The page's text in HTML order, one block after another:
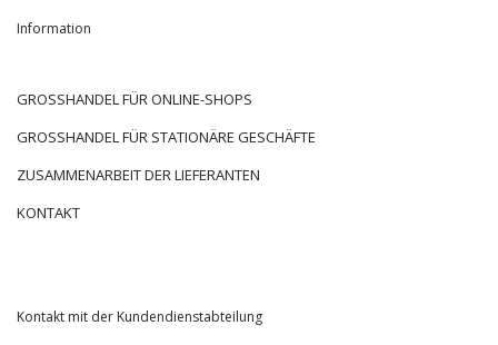
Information
GROSSHANDEL FÜR ONLINE-SHOPS
GROSSHANDEL FÜR STATIONÄRE GESCHÄFTE
ZUSAMMENARBEIT DER LIEFERANTEN
KONTAKT
Kontakt mit der Kundendienstabteilung